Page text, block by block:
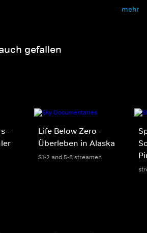
mehr
gefallen
-
Life Below Zero -
Überleben in Alaska
S1-2 and 5-8 streamen